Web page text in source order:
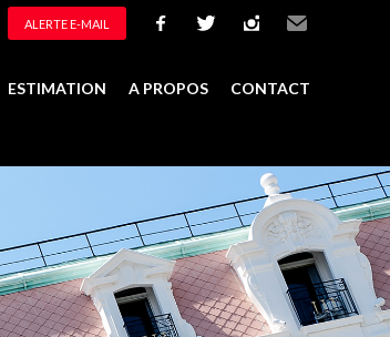
ALERTE E-MAIL
ESTIMATION A PROPOS CONTACT